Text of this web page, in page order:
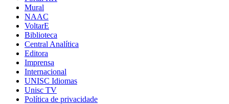
Mural
NAAC
VoltarE
Biblioteca
Central Analítica
Editora
Imprensa
Internacional
UNISC Idiomas
Unisc TV
Política de privacidade